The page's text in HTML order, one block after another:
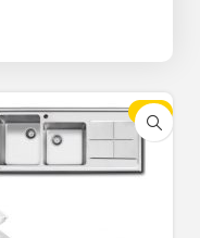
-12%